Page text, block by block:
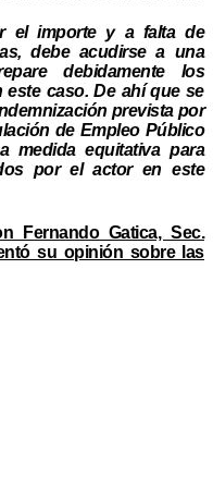
el importe y a falta de
debe acudirse a una
debidamente los
caso. De ahí que se
prevista por
de Empleo Público
medida equitativa para
por el actor en este
Fernando Gatica, Sec.
su opinión sobre las